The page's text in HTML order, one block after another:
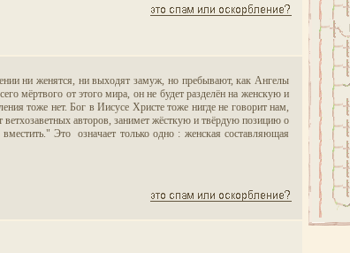
ни женятся, ни выходят замуж, но пребывают, как Ангелы
мёртвого от этого мира, он не будет разделён на женскую и
тоже нет. Бог в Иисусе Христе тоже нигде не говорит нам,
авторов, занимет жёсткую и твёрдую позицию о
Это означает только одно : женская составляющая